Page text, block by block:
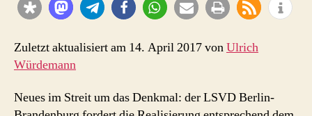
Zuletzt aktualisiert am 14. April 2017 vonUlrich
Würdemann
Neues im Streit um das Denkmal: der LSVD Berlin-